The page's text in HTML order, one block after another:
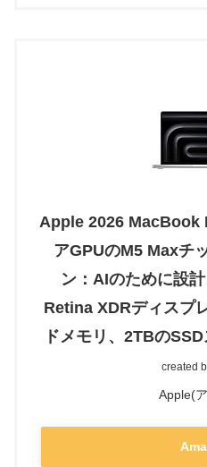
Apple 2026 MacBook
アGPUのM5 Maxチ
ン：AIのために設
Retina XDRディスプ
ドメモリ、2TBの
created
Apple(